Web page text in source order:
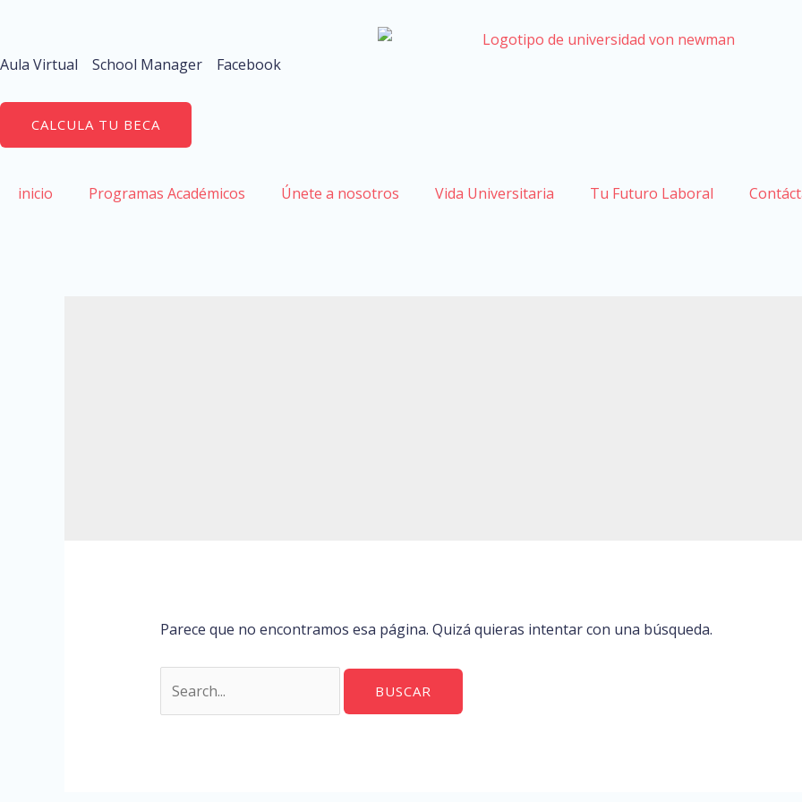
Aula Virtual School Manager Facebook
CALCULA TU BECA
inicio Programas Académicos Únete a nosotros Vida Universitaria Tu Futuro Laboral
Parece que no encontramos esa página. Quizá quieras intentar con una búsqueda.